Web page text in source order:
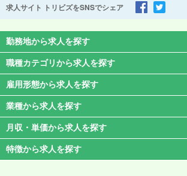
求人サイト トリビズをSNSでシェア
勤務地から求人を探す
職種カテゴリから求人を探す
雇用形態から求人を探す
業種から求人を探す
月収・単価から求人を探す
特徴から求人を探す